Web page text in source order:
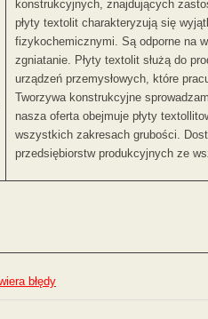
konstrukcyjnych, znajdujących
płyty textolit charakteryzują się
fizykochemicznymi. Są odporne na
zgniatanie. Płyty textolit służą do
urządzeń przemysłowych, które
Tworzywa konstrukcyjne
nasza oferta obejmuje płyty
wszystkich zakresach grubości.
przedsiębiorstw produkcyjnych ze
błędy